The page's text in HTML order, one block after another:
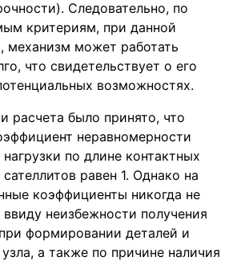
Следовательно, по
критериям, при данной
механизм может работать
что свидетельствует о его
возможностях.
расчета было принято, что
неравномерности
по длине контактных
равен 1. Однако на
коэффициенты никогда не
неизбежности получения
формировании деталей и
а также по причине наличия